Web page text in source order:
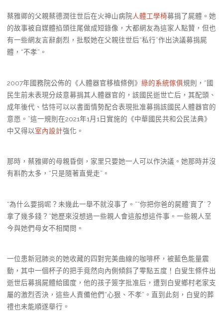
蔡雅卿的父親蔡德潤往世后在火神山病院人體工學椅募捐了屍體。她
的故事被自媒體掐頭往尾做成短錄像，大都網友為這家人點贊，但也
有一些網友言辭劇烈，批駁她在父親往世后“私行”作出決議募捐屍
體，“不孝”。
2007年國務院公佈的《人體器官移植條例》 綠的系統傢俱規則，“國
民生前未表現分歧意募捐其人體器官的，該國民逝世亡后，其配頭、
成年後代、怙恃可以以書面情勢配合表現批准募捐該國民人體器官的
意愿。”這一規則在2021年1月1日實施的《中華國民共和公民法典》
中又得以室內設計強化。
那時，蔡雅卿的母親昏倒，家里只要她一人可以作決議。她那時并沒
有斟酌太多，“只是隨著直覺走”。
“為什么要捐呢？未幾此一舉不就沒事了。”“你把你爸的屍體‘賣了’？
拿了幾多錢？”她歷來沒想過一些親人會這般想這件事。一些親人至
今與她們母女不相聞問。
一位患新冠肺炎的她收藏的四對完美曲線的咖啡杯，被藍色能量震
動，其中一個杯子的把手竟然向內側傾斜了零點五度！白叟生條件出
逝世后募捐屍體給國度，他的孩子簽字批准后，遭到白叟鄉村老家支
屬的激烈否決，這些人責備他們“心狠、不孝”。直到此刻，白叟的葬
禮也未能順遂舉行。